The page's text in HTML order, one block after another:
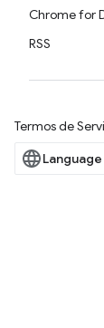
Chrome for
RSS
Termos de